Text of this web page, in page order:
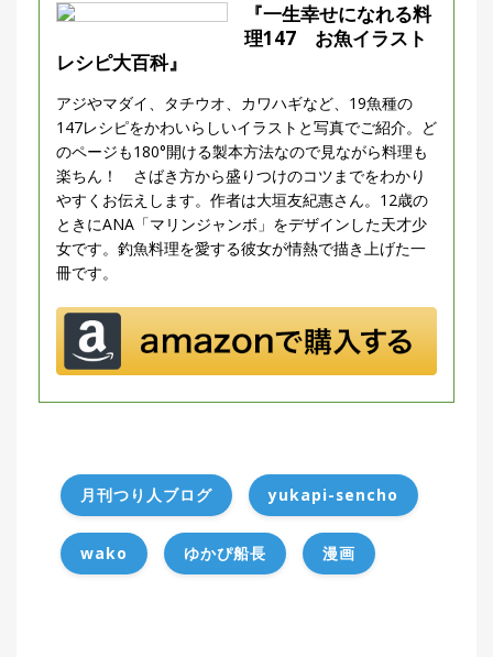
『一生幸せになれる料
理147 お魚イラスト
レシピ大百科』
アジやマダイ、タチウオ、カワハギなど、19魚種の
147レシピをかわいらしいイラストと写真でご紹介。ど
のページも180°開ける製本方法なので見ながら料理も
楽ちん！ さばき方から盛りつけのコツまでをわかり
やすくお伝えします。作者は大垣友紀惠さん。12歳の
ときにANA「マリンジャンボ」をデザインした天才少
女です。釣魚料理を愛する彼女が情熱で描き上げた一
冊です。
月刊つり人ブログ yukapi-sencho
wako ゆかぴ船長 漫画